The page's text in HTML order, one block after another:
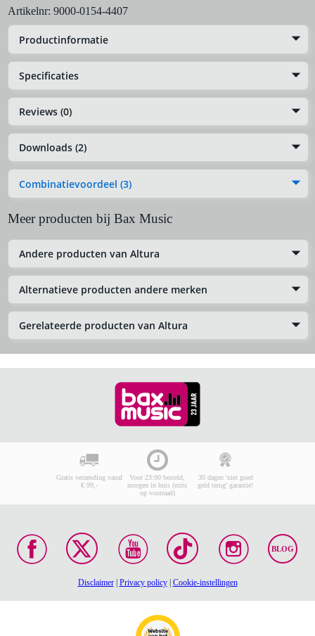
Artikelnr: 9000-0154-4407
Productinformatie
Specificaties
Reviews (0)
Downloads (2)
Combinatievoordeel (3)
Meer producten bij Bax Music
Andere producten van Altura
Alternatieve producten andere merken
Gerelateerde producten van Altura
Gratis verzending vanaf
€ 99,-
Voor 23:00 besteld,
morgen in huis (mits
op voorraad)
30 dagen 'niet goed
geld terug' garantie!
BLOG
Disclaimer| Privacy policy| Cookie-instellingen